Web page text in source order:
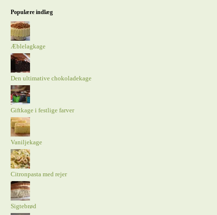
Populære indlæg
Æblelagkage
Den ultimative chokoladekage
Giftkage i festlige farver
Vaniljekage
Citronpasta med rejer
Sigtebrød